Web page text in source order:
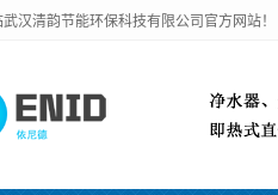
汉清韵节能环保科技有限公司官方网站！